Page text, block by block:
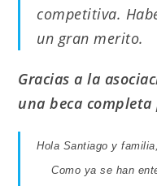
competitiva.
un gran merito.
Gracias a la
una beca
Hola Santiago y familia,
Como ya se han